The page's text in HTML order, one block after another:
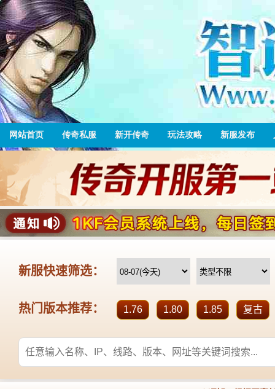
网站首页 传奇私服 新开传奇 玩法攻略 新服发布